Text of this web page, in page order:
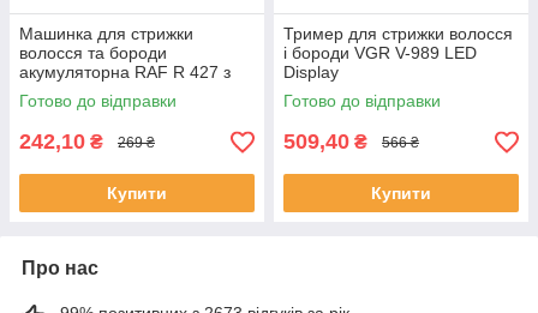
Машинка для стрижки
волосся та бороди
акумуляторна RAF R 427 з
насадками бездротова для
окантовки тример
Готово до відправки
242,10 ₴ 269 ₴
Купити
Тример для стрижки волосся
і бороди VGR V-989 LED
Display
Готово до відправки
509,40 ₴ 566 ₴
Купити
Про нас